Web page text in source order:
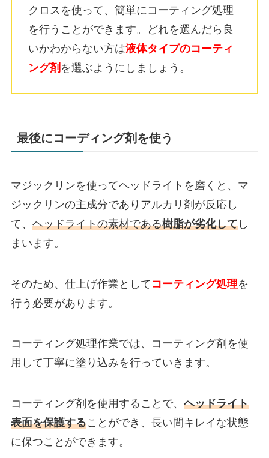
クロスを使って、簡単にコーティング処理
を行うことができます。どれを選んだら良
いかわからない方は液体タイプのコーティ
ング剤 を選ぶようにしましょう。
最後にコーディング剤を使う
マジックリンを使ってヘッドライトを磨くと、マ
ジックリンの主成分でありアルカリ剤が反応し
て、 ヘッドライトの素材である樹脂が劣化してし
まいます。
そのため、仕上げ作業として コーティング処理を
行う必要があります。
コーティング処理作業では、コーティング剤を使
用して丁寧に塗り込みを行っていきます。
コーティング剤を使用することで、 ヘッドライト
表面を保護することができ、長い間キレイな状態
に保つことができます。